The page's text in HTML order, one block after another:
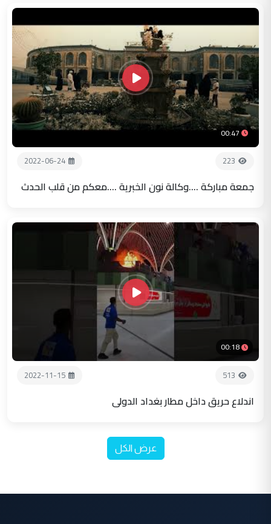
00:47
223
2022-06-24
جمعة مباركة ....وكالة نون الخبرية ....معكم من قلب الحدث
00:18
513
2022-11-15
اندلاع حريق داخل مطار بغداد الدولي
عرض الكل